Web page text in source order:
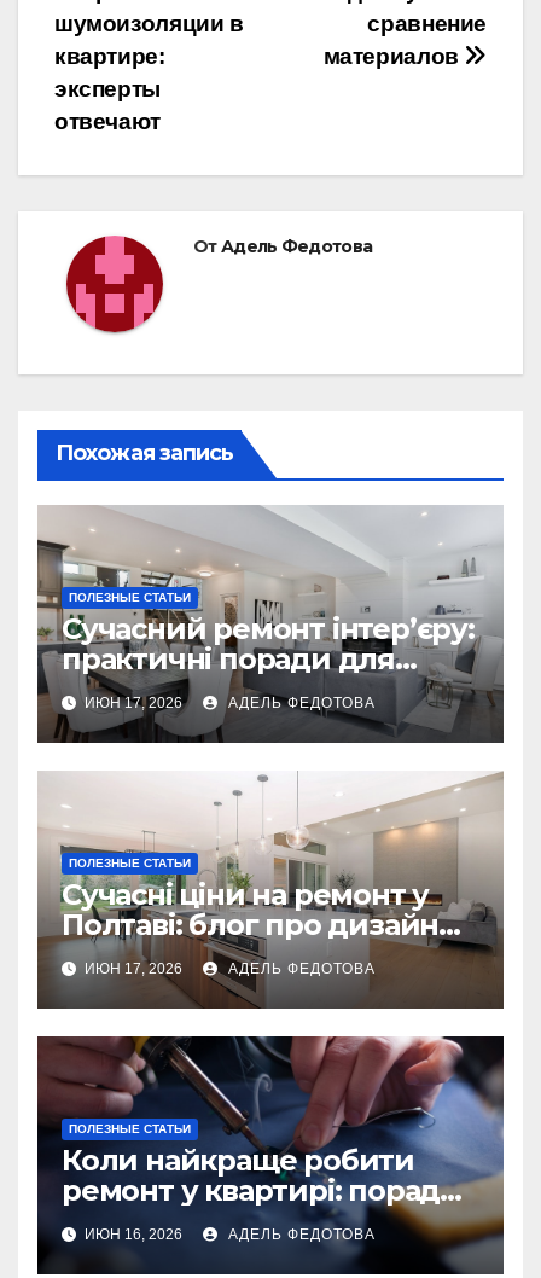
записям
сравнение
материалов
шумоизоляции в
квартире:
эксперты
отвечают
ОтАдель Федотова
Похожая запись
ПОЛЕЗНЫЕ СТАТЬИ
Сучасний ремонт інтер’єру:
практичні поради для
українських власників
ИЮН 17, 2026 АДЕЛЬ ФЕДОТОВА
ПОЛЕЗНЫЕ СТАТЬИ
Сучасні ціни на ремонт у
Полтаві: блог про дизайн
інтер\’єру
ИЮН 17, 2026 АДЕЛЬ ФЕДОТОВА
ПОЛЕЗНЫЕ СТАТЬИ
Коли найкраще робити
ремонт у квартирі: поради
та особливості 2026
ИЮН 16, 2026 АДЕЛЬ ФЕДОТОВА